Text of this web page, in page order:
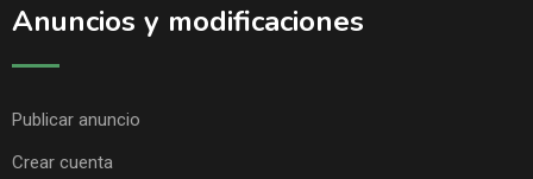
Anuncios y modificaciones
Publicar anuncio
Crear cuenta